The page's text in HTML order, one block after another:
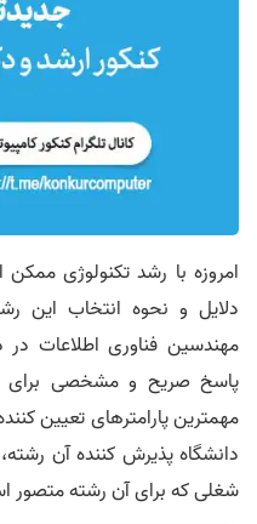
امروزه با رشد تکنولوژی
دلایل و نحوه انتخاب این
مهندسین فناوری اطلاعات
پاسخ صریح و مشخصی برای
مهمترین پارامترهای تعیین
دانشگاه پذیرش کننده آن رشته،
شغلی که برای آن رشته متصور